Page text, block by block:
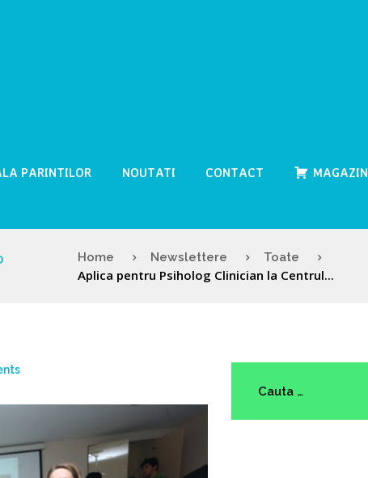
PARINTILOR NOUTATI CONTACT MAGAZIN
Home Newslettere Toate
Aplica pentru Psiholog Clinician la Centrul...